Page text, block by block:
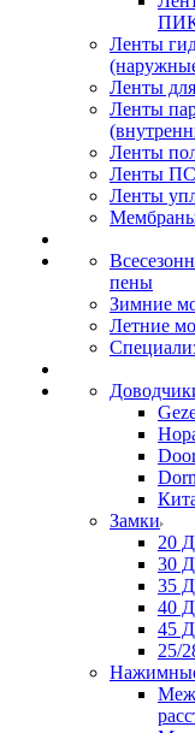
Ленты
Ленты
Ленты
Ленты
Ленты
Ленты
пены
Зимние
Летние
Замки
20
30
35
40
45
25/